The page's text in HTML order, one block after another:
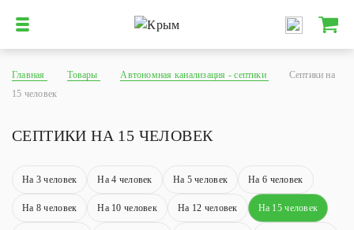
Главная Товары Автономная канализация - септики
Септики на
15 человек
СЕПТИКИ НА 15 ЧЕЛОВЕК
На 3 человек На 4 человек На 5 человек На 6 человек
На 8 человек На 10 человек На 12 человек На 15 человек